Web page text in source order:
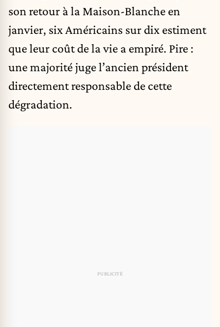
son retour à la Maison-Blanche en
janvier, six Américains sur dix estiment
que leur coût de la vie a empiré. Pire :
une majorité juge l’ancien président
directement responsable de cette
dégradation.